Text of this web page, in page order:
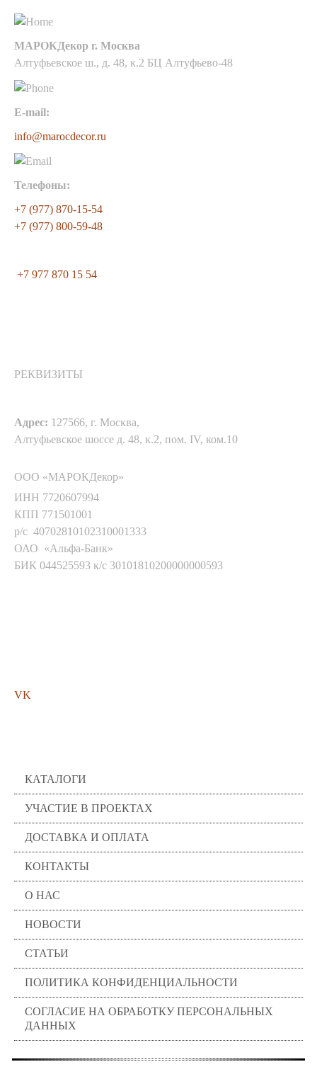
МАРОКДекор г. Москва
Алтуфьевское ш., д. 48, к.2 БЦ Алтуфьево-48
E-mail:
info@marocdecor.ru
Телефоны:
+7 (977) 870-15-54
+7 (977) 800-59-48
+7 977 870 15 54
РЕКВИЗИТЫ
Адрес: 127566, г. Москва,
Алтуфьевское шоссе д. 48, к.2, пом. IV, ком.10
ООО «МАРОКДекор»
ИНН 7720607994
КПП 771501001
р/с 40702810102310001333
ОАО «Альфа-Банк»
БИК 044525593 к/с 30101810200000000593
VK
КАТАЛОГИ
УЧАСТИЕ В ПРОЕКТАХ
ДОСТАВКА И ОПЛАТА
КОНТАКТЫ
О НАС
НОВОСТИ
СТАТЬИ
ПОЛИТИКА КОНФИДЕНЦИАЛЬНОСТИ
СОГЛАСИЕ НА ОБРАБОТКУ ПЕРСОНАЛЬНЫХ
ДАННЫХ